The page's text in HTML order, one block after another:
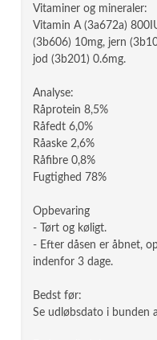
Vitaminer og mineraler:
Vitamin A (3a672a)
(3b606) 10mg, jern
jod (3b201) 0.6mg.
Analyse:
Råprotein 8,5%
Råfedt 6,0%
Råaske 2,6%
Råfibre 0,8%
Fugtighed 78%
Opbevaring
- Tørt og køligt.
- Efter dåsen er åbnet,
indenfor 3 dage.
Bedst før:
Se udløbsdato i bunden